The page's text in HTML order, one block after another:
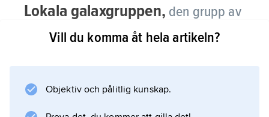
Lokala galaxgruppen, den grupp av
närbelägna galaxer i vilken även
Vintergatan ingår.
50 bekräftade galaxer inom ett avstånd av 3
Vill du komma åt hela artikeln?
Objektiv och pålitlig kunskap.